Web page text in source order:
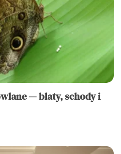
— blaty, schody i